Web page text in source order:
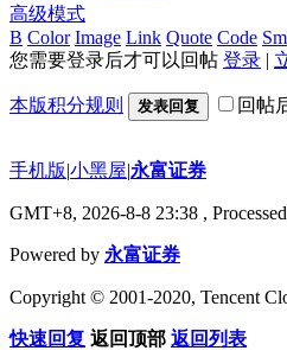
高级模式
B Color Image Link Quote Code
您需要登录后才可以回帖 登录 |
本版积分规则 发表回复 回帖
手机版|小黑屋|永富证券
GMT+8, 2026-8-8 23:38 ,
Powered by 永富证券
Copyright © 2001-2020, Tencent
快速回复 返回顶部 返回列表